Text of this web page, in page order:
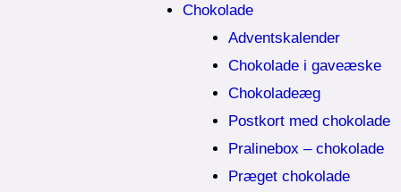
Chokolade
Adventskalender
Chokolade i gaveæske
Chokoladeæg
Postkort med chokolade
Pralinebox – chokolade
Præget chokolade